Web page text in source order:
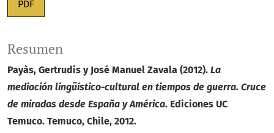
PDF
Resumen
Payàs, Gertrudis y José Manuel Zavala (2012). La
mediación lingüístico-cultural en tiempos de guerra. Cruce
de miradas desde España y América. Ediciones UC
Temuco. Temuco, Chile, 2012.